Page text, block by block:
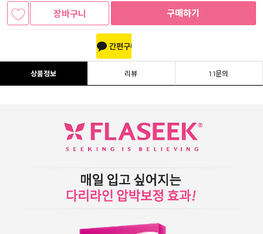
장바구니 구매하기
상품정보 리뷰 1:1문의